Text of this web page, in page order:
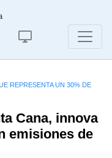
REPRESENTA UN 30% DE
Cana, innova
emisiones de